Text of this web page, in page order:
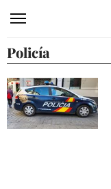
ACTUALIDAD
ECONOMÍA
TECNOLOGÍA
TURISMO
Policía